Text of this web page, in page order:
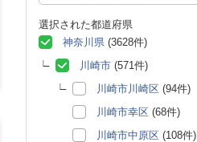
選択された都道府県
神奈川県 (3628件)
川崎市 (571件)
川崎市川崎区 (94件)
川崎市幸区 (68件)
川崎市中原区 (108件)